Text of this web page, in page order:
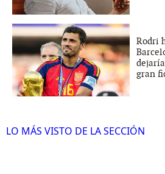
Rodri
gran
LO MÁS VISTO DE LA SECCIÓN